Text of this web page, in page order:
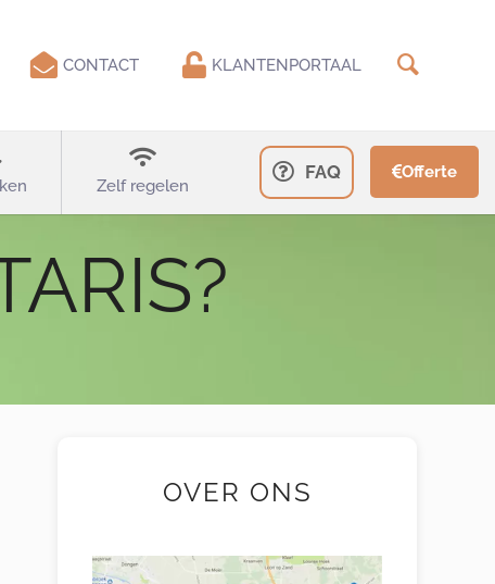
CONTACT KLANTENPORTAAL
Zelf regelen
FAQ Offerte
OVER ONS